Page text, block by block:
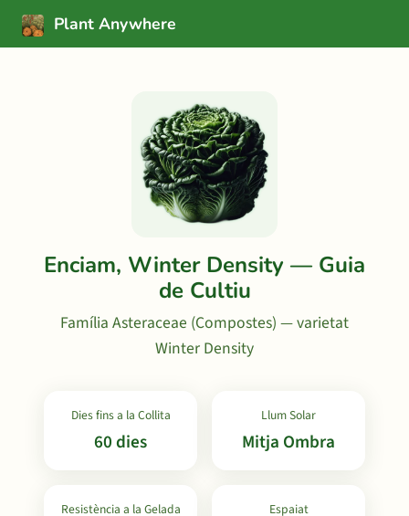
Plant Anywhere
Enciam, Winter Density — Guia
de Cultiu
Família Asteraceae (Compostes) — varietat
Winter Density
Dies fins a la Collita
60 dies
Llum Solar
Mitja Ombra
Resistència a la Gelada Espaiat